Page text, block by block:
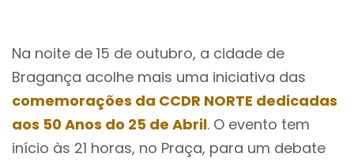
Na noite de 15 de outubro, a cidade de
Bragança acolhe mais uma iniciativa das
comemorações da CCDR NORTE dedicadas
aos 50 Anos do 25 de Abril. O evento tem
início às 21 horas, no Praça, para um debate